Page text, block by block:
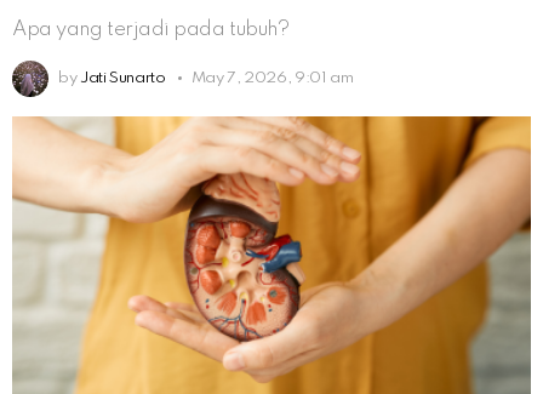
Apa yang terjadi pada tubuh?
by Jati Sunarto May 7, 2026, 9:01 am